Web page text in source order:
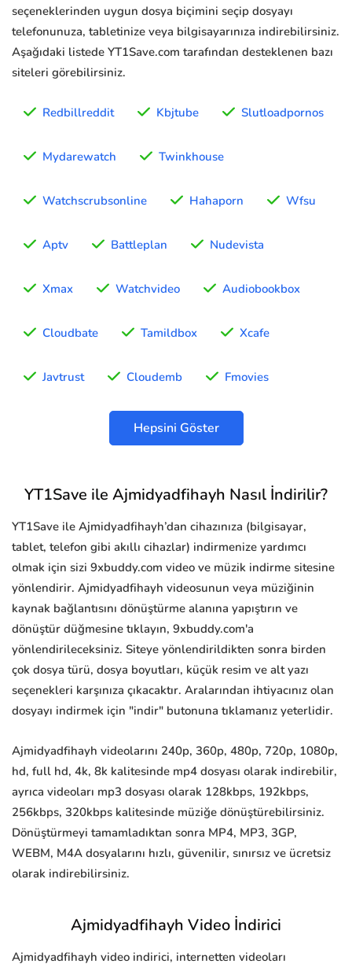
seçeneklerinden uygun dosya biçimini seçip dosyayı
telefonunuza, tabletinize veya bilgisayarınıza indirebilirsiniz.
Aşağıdaki listede YT1Save.com tarafından desteklenen bazı
siteleri görebilirsiniz.
Redbillreddit Kbjtube Slutloadpornos
Mydarewatch Twinkhouse
Watchscrubsonline Hahaporn Wfsu
Aptv Battleplan Nudevista
Xmax Watchvideo Audiobookbox
Cloudbate Tamildbox Xcafe
Javtrust Cloudemb Fmovies
Hepsini Göster
YT1Save ile Ajmidyadfihayh Nasıl İndirilir?
YT1Save ile Ajmidyadfihayh’dan cihazınıza (bilgisayar,
tablet, telefon gibi akıllı cihazlar) indirmenize yardımcı
olmak için sizi 9xbuddy.com video ve müzik indirme sitesine
yönlendirir. Ajmidyadfihayh videosunun veya müziğinin
kaynak bağlantısını dönüştürme alanına yapıştırın ve
dönüştür düğmesine tıklayın, 9xbuddy.com'a
yönlendirileceksiniz. Siteye yönlendirildikten sonra birden
çok dosya türü, dosya boyutları, küçük resim ve alt yazı
seçenekleri karşınıza çıkacaktır. Aralarından ihtiyacınız olan
dosyayı indirmek için "indir" butonuna tıklamanız yeterlidir.
Ajmidyadfihayh videolarını 240p, 360p, 480p, 720p, 1080p,
hd, full hd, 4k, 8k kalitesinde mp4 dosyası olarak indirebilir,
ayrıca videoları mp3 dosyası olarak 128kbps, 192kbps,
256kbps, 320kbps kalitesinde müziğe dönüştürebilirsiniz.
Dönüştürmeyi tamamladıktan sonra MP4, MP3, 3GP,
WEBM, M4A dosyalarını hızlı, güvenilir, sınırsız ve ücretsiz
olarak indirebilirsiniz.
Ajmidyadfihayh Video İndirici
Ajmidyadfihayh video indirici, internetten videoları